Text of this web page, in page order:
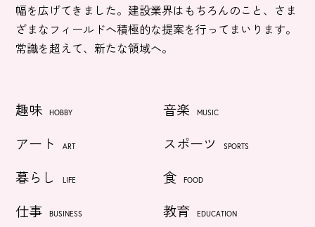
幅を広げてきました。建設業界はもちろんのこと、さま
ざまなフィールドへ積極的な提案を行ってまいります。
常識を超えて、新たな領域へ。
趣味 HOBBY 音楽 MUSIC
アート ART スポーツ SPORTS
暮らし LIFE 食 FOOD
仕事 BUSINESS 教育 EDUCATION